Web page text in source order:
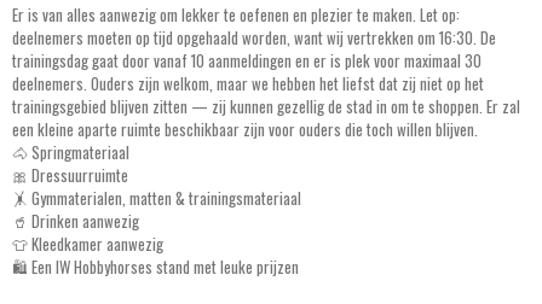
Er is van alles aanwezig om lekker te oefenen en plezier te maken. Let op:
deelnemers moeten op tijd opgehaald worden, want wij vertrekken om 16:30. De
trainingsdag gaat door vanaf 10 aanmeldingen en er is plek voor maximaal 30
deelnemers. Ouders zijn welkom, maar we hebben het liefst dat zij niet op het
trainingsgebied blijven zitten — zij kunnen gezellig de stad in om te shoppen. Er zal
een kleine aparte ruimte beschikbaar zijn voor ouders die toch willen blijven.
🐴 Springmateriaal
🎀 Dressuurruimte
🤸 Gymmaterialen, matten & trainingsmateriaal
🥤 Drinken aanwezig
👕 Kleedkamer aanwezig
🛍️ Een IW Hobbyhorses stand met leuke prijzen